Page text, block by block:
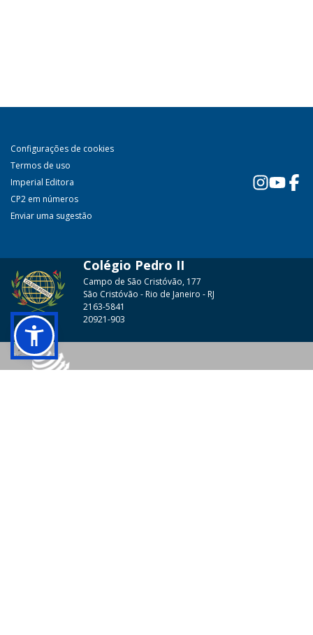
Configurações de cookies
Termos de uso
Imperial Editora
CP2 em números
Enviar uma sugestão
Colégio Pedro II
Campo de São Cristóvão, 177
São Cristóvão - Rio de Janeiro - RJ
2163-5841
20921-903